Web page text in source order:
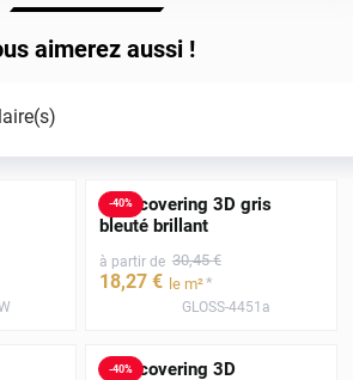
aimerez aussi !
-40%
Film covering 3D gris
bleuté brillant
à partir de 30,45 €
18,27 € le m²*
GLOSS-4451a
-40%
Film covering 3D